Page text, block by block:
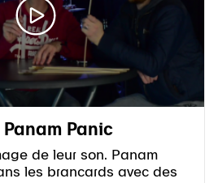
Panam Panic
de leur son. Panam
les brancards avec des